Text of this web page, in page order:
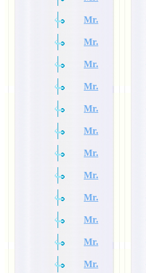
Mr.
Mr.
Mr.
Mr.
Mr.
Mr.
Mr.
Mr.
Mr.
Mr.
Mr.
Mr.